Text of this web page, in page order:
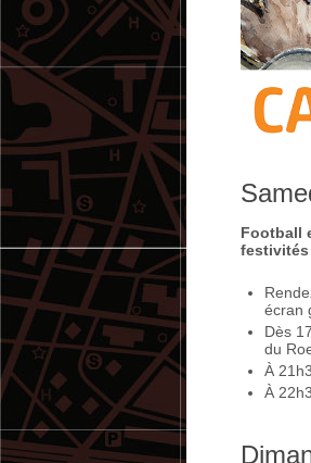
Football
festivités
écran
Dès
du
À
À